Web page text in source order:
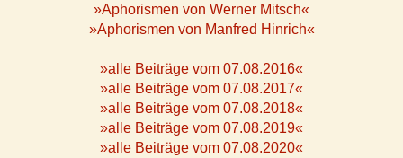
»Aphorismen von Werner Mitsch«
»Aphorismen von Manfred Hinrich«
»alle Beiträge vom 07.08.2016«
»alle Beiträge vom 07.08.2017«
»alle Beiträge vom 07.08.2018«
»alle Beiträge vom 07.08.2019«
»alle Beiträge vom 07.08.2020«